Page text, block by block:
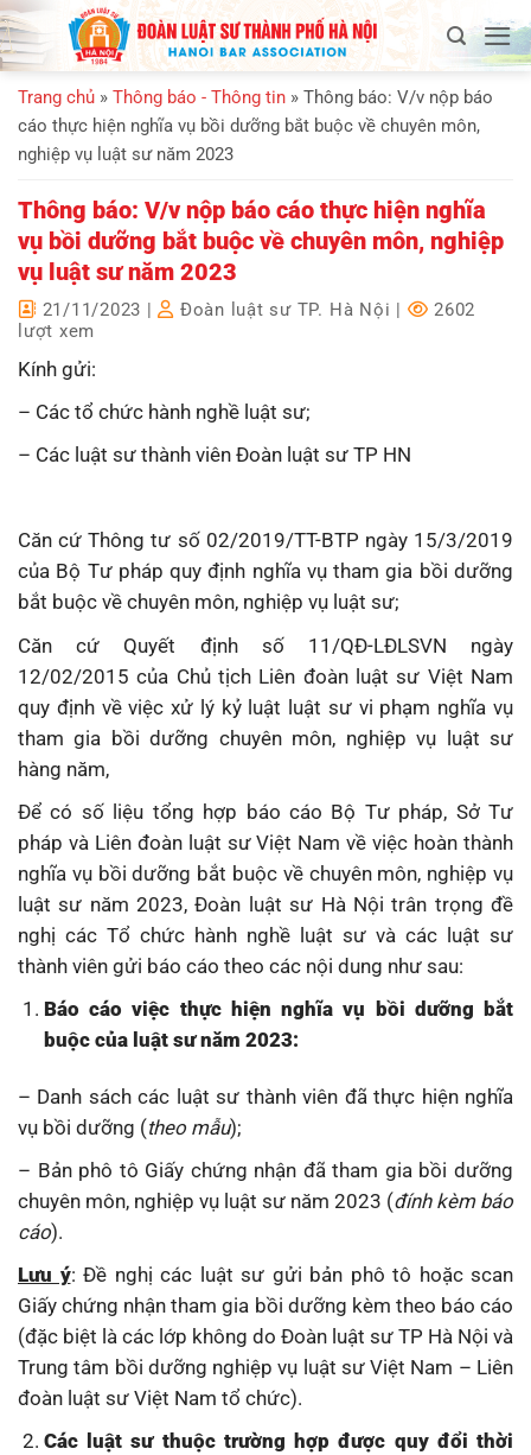
Bỏ
qua
nội
dung
Trang chủ » Thông báo - Thông tin » Thông báo: V/v nộp báo
cáo thực hiện nghĩa vụ bồi dưỡng bắt buộc về chuyên môn,
nghiệp vụ luật sư năm 2023
Thông báo: V/v nộp báo cáo thực hiện nghĩa
vụ bồi dưỡng bắt buộc về chuyên môn, nghiệp
vụ luật sư năm 2023
21/11/2023 | Đoàn luật sư TP. Hà Nội |
2602
lượt xem
Kính gửi:
– Các tổ chức hành nghề luật sư;
– Các luật sư thành viên Đoàn luật sư TP HN
Căn cứ Thông tư số 02/2019/TT-BTP ngày 15/3/2019
của Bộ Tư pháp quy định nghĩa vụ tham gia bồi dưỡng
bắt buộc về chuyên môn, nghiệp vụ luật sư;
Căn cứ Quyết định số 11/QĐ-LĐLSVN ngày
12/02/2015 của Chủ tịch Liên đoàn luật sư Việt Nam
quy định về việc xử lý kỷ luật luật sư vi phạm nghĩa vụ
tham gia bồi dưỡng chuyên môn, nghiệp vụ luật sư
hàng năm,
Để có số liệu tổng hợp báo cáo Bộ Tư pháp, Sở Tư
pháp và Liên đoàn luật sư Việt Nam về việc hoàn thành
nghĩa vụ bồi dưỡng bắt buộc về chuyên môn, nghiệp vụ
luật sư năm 2023, Đoàn luật sư Hà Nội trân trọng đề
nghị các Tổ chức hành nghề luật sư và các luật sư
thành viên gửi báo cáo theo các nội dung như sau:
Báo cáo việc thực hiện nghĩa vụ bồi dưỡng bắt
buộc của luật sư năm 2023:
– Danh sách các luật sư thành viên đã thực hiện nghĩa
vụ bồi dưỡng (theo mẫu);
– Bản phô tô Giấy chứng nhận đã tham gia bồi dưỡng
chuyên môn, nghiệp vụ luật sư năm 2023 (đính kèm báo
cáo).
Lưu ý: Đề nghị các luật sư gửi bản phô tô hoặc scan
Giấy chứng nhận tham gia bồi dưỡng kèm theo báo cáo
(đặc biệt là các lớp không do Đoàn luật sư TP Hà Nội và
Trung tâm bồi dưỡng nghiệp vụ luật sư Việt Nam – Liên
đoàn luật sư Việt Nam tổ chức).
Các luật sư thuộc trường hợp được quy đổi thời